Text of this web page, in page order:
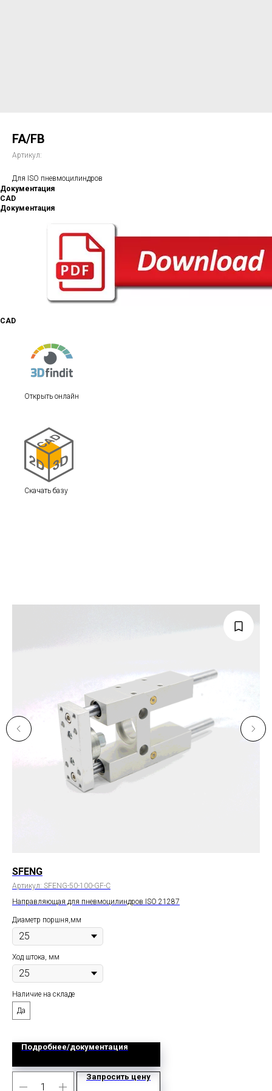
FA/FB
Артикул:
Для ISO пневмоцилиндров
Документация
CAD
Документация
CAD
Открыть онлайн
Скачать базу
SFENG
Артикул: SFENG-50-100-GF-C
Направляющая для пневмоцилиндров ISO 21287
Диаметр поршня,мм
Ход штока, мм
Наличие на складе
Да
Подробнее/документация
Запросить цену